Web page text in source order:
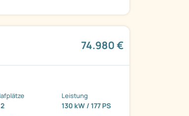
74.980 €
2
Leistung
130 kW / 177 PS